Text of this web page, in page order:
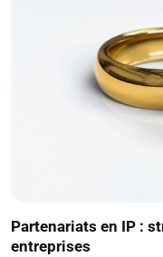
Partenariats en IP :
entreprises